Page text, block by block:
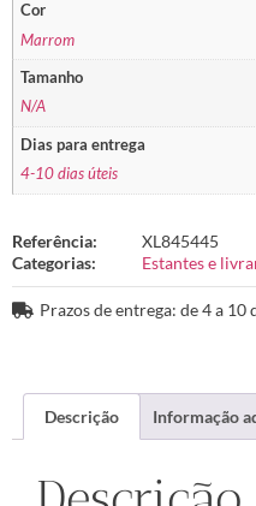
Cor
Marrom
Tamanho
N/A
Dias para entrega
4-10 dias úteis
Referência:
XL845445
Categorias:
Estantes e
Prazos de entrega: de 4 a 10
Descrição Informação